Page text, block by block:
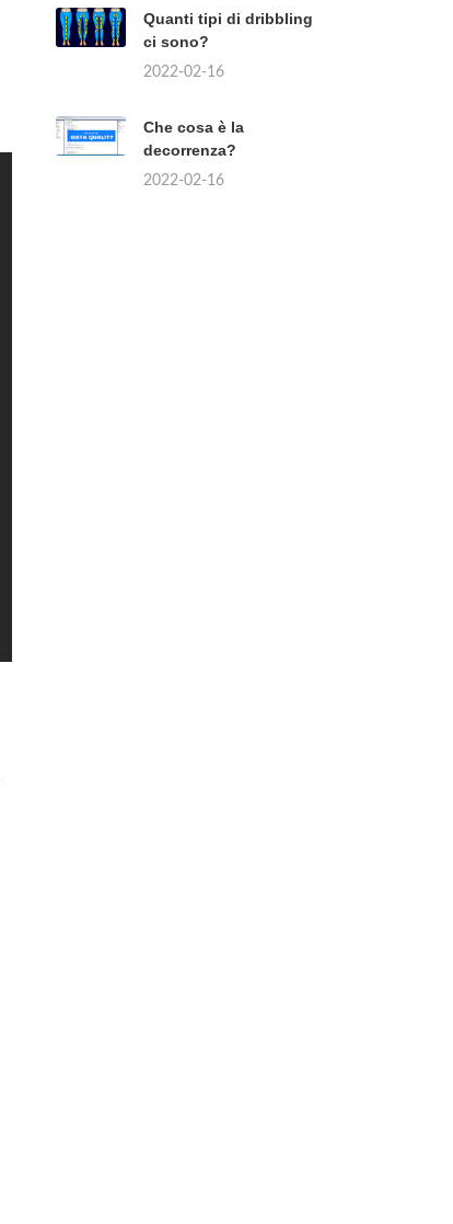
Quanti tipi di dribbling
ci sono?
2022-02-16
Che cosa è la
decorrenza?
2022-02-16